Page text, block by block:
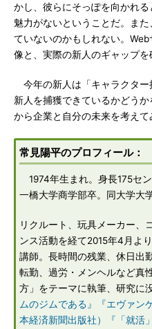
かし、彼らにそっぽを向かれ
魅力がないということだ。ま
ていないのかもしれない。
像と、実際の新人のギャップを
今年の新人は「キャラクター
新人を捕獲できているかどう
から企業と自分の未来を考えて
常見陽平のプロフィール：
1974年生まれ。身長175セ
一橋大学商学部卒。同大学大
リクルート、玩具メーカー、
ンス活動を経て2015年4月よ
講師。長時間の残業、休日出
転勤、過労・メンヘルなど真
方」をテーマに執筆、研究に
ムのジムである』
『エヴァン
本経済新聞出版社）
『「就活